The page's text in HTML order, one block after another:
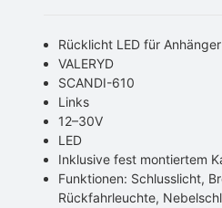
Rücklicht LED für Anhänger
VALERYD
SCANDI-610
Links
12–30V
LED
Inklusive fest montiertem
Funktionen: Schlusslicht,
Rückfahrleuchte,